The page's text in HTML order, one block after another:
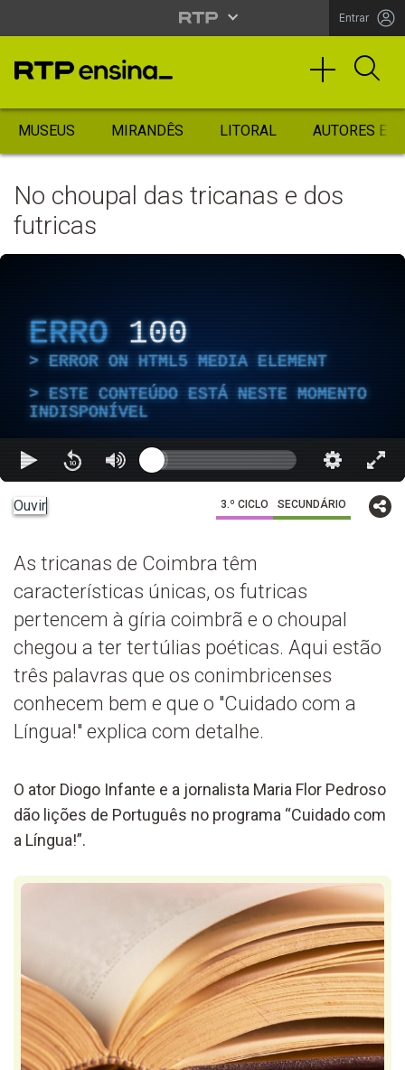
Entrar
MUSEUS MIRANDÊS LITORAL AUTORES
No choupal das tricanas e dos
futricas
ERRO 100
ERROR ON HTML5 MEDIA ELEMENT
ESTE CONTEÚDO ESTÁ NESTE MOMENTO
INDISPONÍVEL
Ouvir 3.º CICLO SECUNDÁRIO
As tricanas de Coimbra têm
características únicas, os futricas
pertencem à gíria coimbrã e o choupal
chegou a ter tertúlias poéticas. Aqui estão
três palavras que os conimbricenses
conhecem bem e que o "Cuidado com a
Língua!" explica com detalhe.
O ator Diogo Infante e a jornalista Maria Flor Pedroso
dão lições de Português no programa “Cuidado com
a Língua!”.